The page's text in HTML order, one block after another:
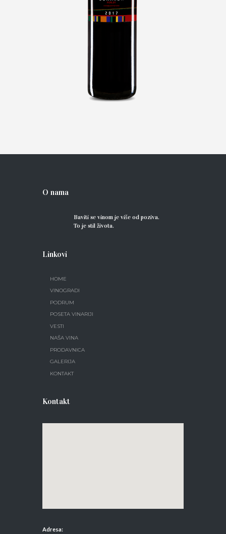
O nama
Baviti se vinom je više od poziva.
To je stil života.
Linkovi
HOME
VINOGRADI
PODRUM
POSETA VINARIJI
VESTI
NAŠA VINA
PRODAVNICA
GALERIJA
KONTAKT
Kontakt
Adresa: